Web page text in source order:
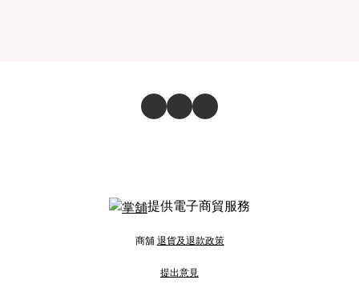
提供電子商貿服務
商舖 退貨及退款政策
提出意見